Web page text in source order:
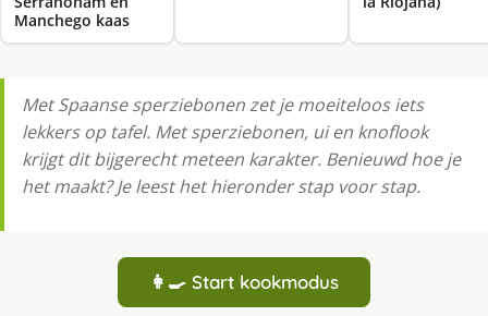
Manchego kaas
Met Spaanse sperziebonen zet je moeiteloos iets
lekkers op tafel. Met sperziebonen, ui en knoflook
krijgt dit bijgerecht meteen karakter. Benieuwd hoe je
het maakt? Je leest het hieronder stap voor stap.
👩‍🍳 Start kookmodus